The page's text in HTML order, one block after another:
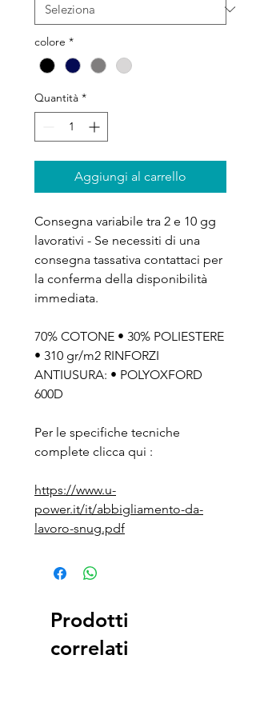
colore *
Quantità *
Aggiungi al carrello
Consegna variabile tra 2 e 10 gg
lavorativi - Se necessiti di una
consegna tassativa contattaci per
la conferma della disponibilità
immediata.
70% COTONE • 30% POLIESTERE
• 310 gr/m2 RINFORZI
ANTIUSURA: • POLYOXFORD
600D
Per le specifiche tecniche
complete clicca qui :
https://www.u-
power.it/it/abbigliamento-da-
lavoro-snug.pdf
Prodotti
correlati